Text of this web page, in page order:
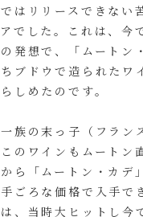
はリリースできない
でした。これは、今
発想で、「ムートン
ブドウで造られたワ
しめたのです。
族の末っ子（フラン
のワインもムートン
ら「ムートン・カデ
ごろな価格で入手で
、当時大ヒットし今